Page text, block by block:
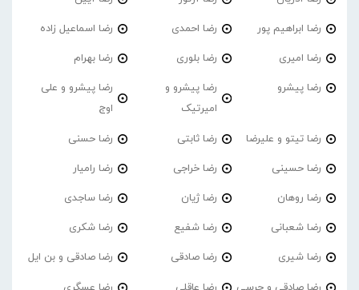
رضا ابراهیم پور رضا احمدی رضا اسماعیل زاده
رضا امیری رضا بلوری رضا بهرام
رضا پیشرو
رضا پیشرو و
امیرتیک
رضا پیشرو و علی
اوج
رضا تیتو و علیرضا رضا ثابتی رضا حسنی
رضا حسینی رضا خراجی رضا رامیار
رضا روهان رضا ژیان رضا ساجدی
رضا شعبانی رضا شفیع رضا شکری
رضا شیری رضا صادقی رضا صادقی و بن ایل